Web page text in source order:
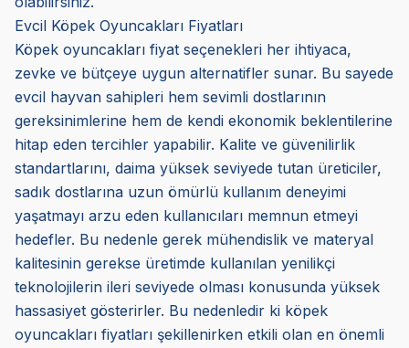
Evcil Köpek Oyuncakları Fiyatları
Köpek oyuncakları fiyat seçenekleri her ihtiyaca,
zevke ve bütçeye uygun alternatifler sunar. Bu sayede
evcil hayvan sahipleri hem sevimli dostlarının
gereksinimlerine hem de kendi ekonomik beklentilerine
hitap eden tercihler yapabilir. Kalite ve güvenilirlik
standartlarını, daima yüksek seviyede tutan üreticiler,
sadık dostlarına uzun ömürlü kullanım deneyimi
yaşatmayı arzu eden kullanıcıları memnun etmeyi
hedefler. Bu nedenle gerek mühendislik ve materyal
kalitesinin gerekse üretimde kullanılan yenilikçi
teknolojilerin ileri seviyede olması konusunda yüksek
hassasiyet gösterirler. Bu nedenledir ki köpek
oyuncakları fiyatları şekillenirken etkili olan en önemli